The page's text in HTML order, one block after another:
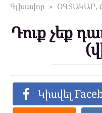
Գլխավոր » ՕԳՏԱԿԱՐ,
Դուք չեք
Կիսվել